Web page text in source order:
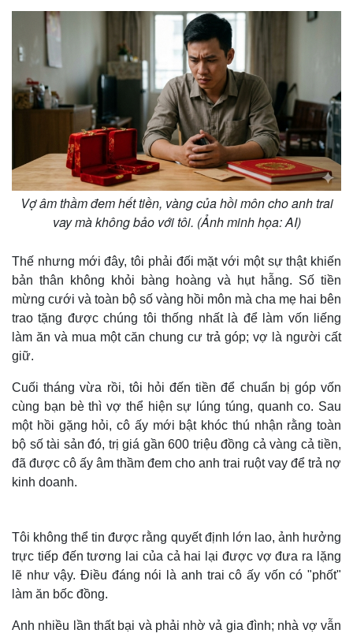
Vợ âm thầm đem hết tiền, vàng của hồi môn cho anh trai
vay mà không bảo với tôi. (Ảnh minh họa: AI)
Thế nhưng mới đây, tôi phải đối mặt với một sự thật khiến
bản thân không khỏi bàng hoàng và hụt hẫng. Số tiền
mừng cưới và toàn bộ số vàng hồi môn mà cha mẹ hai bên
trao tặng được chúng tôi thống nhất là để làm vốn liếng
làm ăn và mua một căn chung cư trả góp; vợ là người cất
giữ.
Cuối tháng vừa rồi, tôi hỏi đến tiền để chuẩn bị góp vốn
cùng bạn bè thì vợ thể hiện sự lúng túng, quanh co. Sau
một hồi gặng hỏi, cô ấy mới bật khóc thú nhận rằng toàn
bộ số tài sản đó, trị giá gần 600 triệu đồng cả vàng cả tiền,
đã được cô ấy âm thầm đem cho anh trai ruột vay để trả nợ
kinh doanh.
Tôi không thể tin được rằng quyết định lớn lao, ảnh hưởng
trực tiếp đến tương lai của cả hai lại được vợ đưa ra lặng
lẽ như vậy. Điều đáng nói là anh trai cô ấy vốn có "phốt"
làm ăn bốc đồng.
Anh nhiều lần thất bại và phải nhờ vả gia đình; nhà vợ vẫn